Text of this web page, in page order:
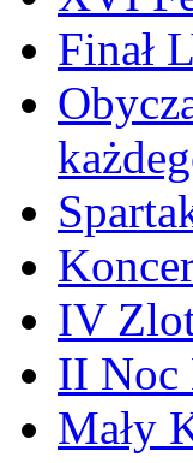
Finał
IV
II Noc
Mały